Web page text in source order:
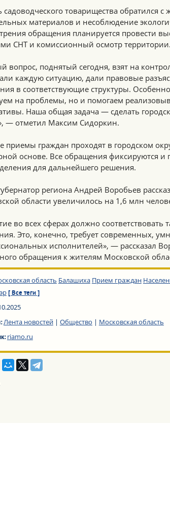
товарищества обратился
материалов и несоблюдение
обращения планируется провести
СНТ и комиссионный осмотр территории.
вопрос, поднятый сегодня, взят на
каждую ситуацию, дали правовые
в соответствующие структуры.
на проблемы, но и помогаем
Наша общая задача — сделать
— отметил Максим Сидоркин.
приемы граждан проходят в городском
основе. Все обращения фиксируются
для дальнейшего решения.
региона Андрей Воробьев
области увеличилось на 1,6 млн
во всех сферах должно соответствовать
Это, конечно, требует современных,
исполнителей», — рассказал
обращения к жителям Московской
область Балашиха Прием граждан
[ Все теги ]
Лента новостей| Общество | Московская область
riamo.ru